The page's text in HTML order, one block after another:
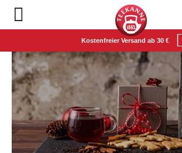
Navigation öffnen
Kostenfreier Versand ab 30 €